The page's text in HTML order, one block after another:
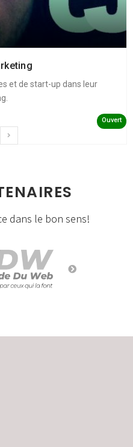
et de start-up dans leur
Ouvert
dans le bon sens!